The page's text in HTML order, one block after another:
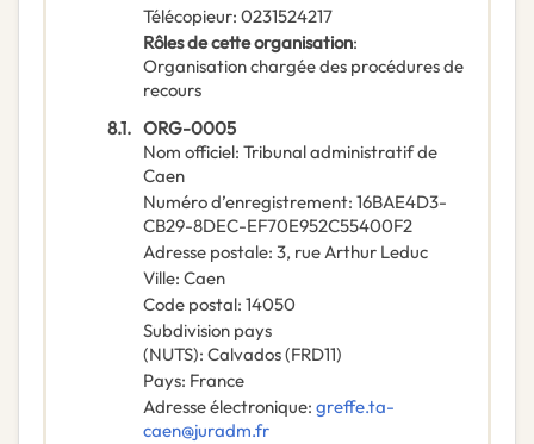
Télécopieur: 0231524217
Rôles de cette organisation:
Organisation chargée des procédures de
recours
8.1. ORG-0005
Nom officiel: Tribunal administratif de
Caen
Numéro d’enregistrement: 16BAE4D3-
CB29-8DEC-EF70E952C55400F2
Adresse postale: 3, rue Arthur Leduc
Ville: Caen
Code postal: 14050
Subdivision pays
(NUTS): Calvados(FRD11)
Pays: France
Adresse électronique: greffe.ta-
caen@juradm.fr